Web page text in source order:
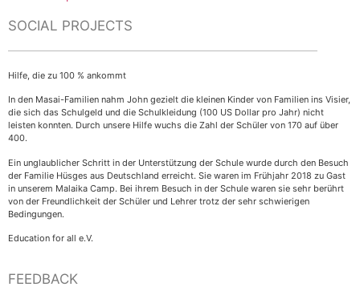
SOCIAL PROJECTS
Hilfe, die zu 100 % ankommt
In den Masai-Familien nahm John gezielt die kleinen Kinder von Familien ins Visier,
die sich das Schulgeld und die Schulkleidung (100 US Dollar pro Jahr) nicht
leisten konnten. Durch unsere Hilfe wuchs die Zahl der Schüler von 170 auf über
400.
Ein unglaublicher Schritt in der Unterstützung der Schule wurde durch den Besuch
der Familie Hüsges aus Deutschland erreicht. Sie waren im Frühjahr 2018 zu Gast
in unserem Malaika Camp. Bei ihrem Besuch in der Schule waren sie sehr berührt
von der Freundlichkeit der Schüler und Lehrer trotz der sehr schwierigen
Bedingungen.
Education for all e.V.
FEEDBACK